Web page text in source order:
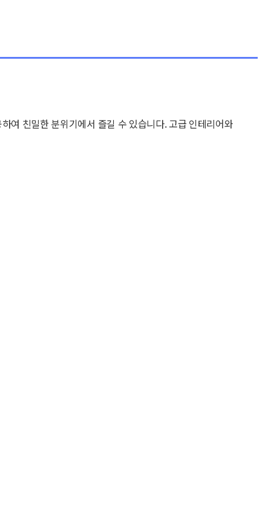
여 친밀한 분위기에서 즐길 수 있습니다. 고급 인테리어와